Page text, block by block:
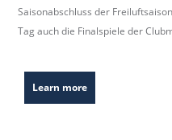
Saisonabschluss der
Tag auch die Finalspiele der
Learn more